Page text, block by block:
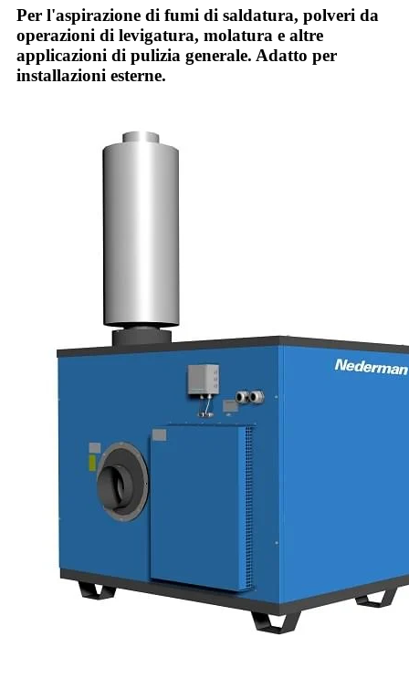
Per l'aspirazione di fumi di saldatura, polveri da
operazioni di levigatura, molatura e altre
applicazioni di pulizia generale. Adatto per
installazioni esterne.